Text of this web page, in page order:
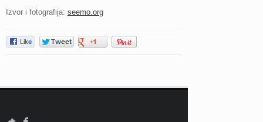
Izvor i fotografija: seemo.org